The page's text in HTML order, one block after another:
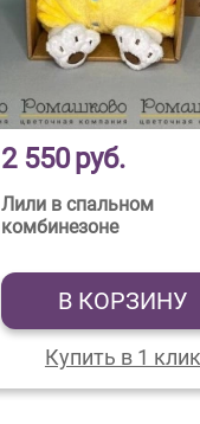
2 550руб.
Лили в спальном
комбинезоне
В КОРЗИНУ
Купить в 1 клик